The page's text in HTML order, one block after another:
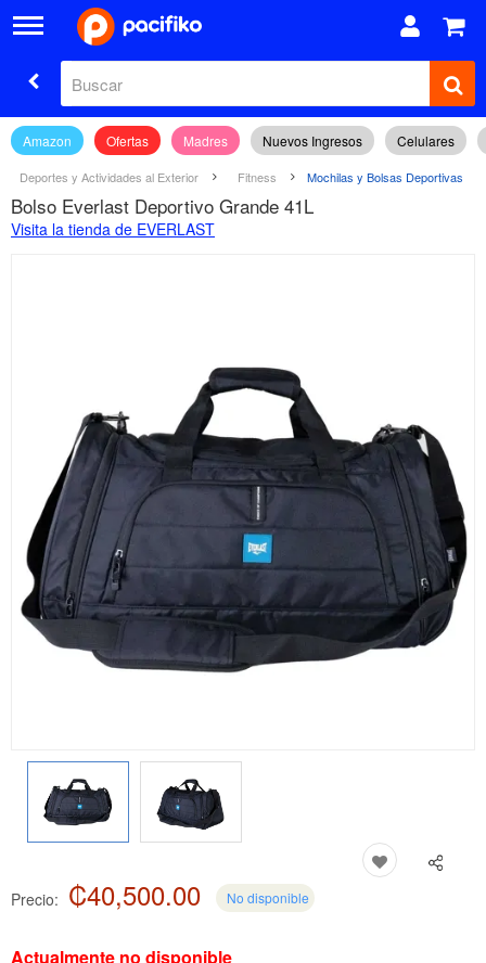
Amazon Ofertas Madres Nuevos Ingresos Celulares
Deportes y Actividades al Exterior Fitness Mochilas y Bolsas Deportivas
Bolso Everlast Deportivo Grande 41L
Visita la tienda de EVERLAST
Precio: ₡40,500.00 No disponible
Actualmente no disponible